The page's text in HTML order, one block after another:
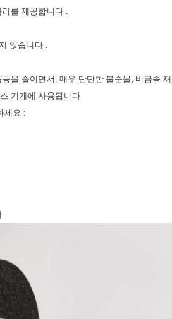
를 제공합니다 .
않습니다 .
을 줄이면서, 매우 단단한 불순물, 비금속
기계에 사용됩니다
세요 :